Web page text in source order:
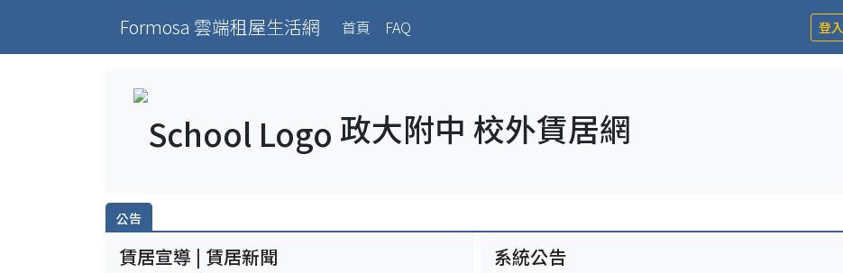
Formosa 雲端租屋生活網 首頁 (current)
FAQ 登入
政大附中 校外賃居網
公告
賃居宣導 | 賃居新聞 系統公告